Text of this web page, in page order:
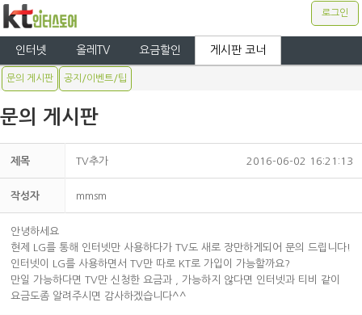
로그인
인터넷 올레TV 요금할인 게시판 코너
문의 게시판 공지/이벤트/팁
문의 게시판
제목 TV추가 2016-06-02 16:21:13
작성자 mmsm
안녕하세요
현제 LG를 통해 인터넷만 사용하다가 TV도 새로 장만하게되어 문의 드립니다!
인터넷이 LG를 사용하면서 TV만 따로 KT로 가입이 가능할까요?
만일 가능하다면 TV만 신청한 요금과 , 가능하지 않다면 인터넷과 티비 같이
요금도좀 알려주시면 감사하겠습니다^^